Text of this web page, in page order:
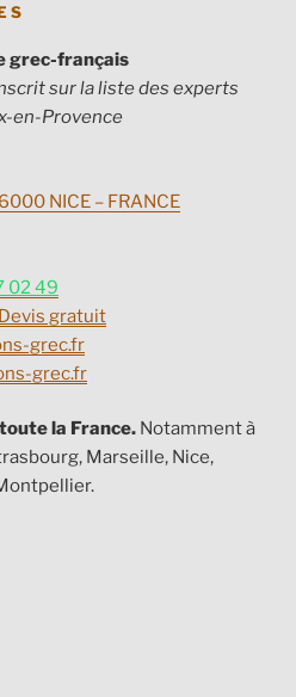
grec-français
sur la liste des experts
en-Provence
NICE – FRANCE
02 49
Devis gratuit
grec.fr
grec.fr
la France. Notamment à
Marseille, Nice,